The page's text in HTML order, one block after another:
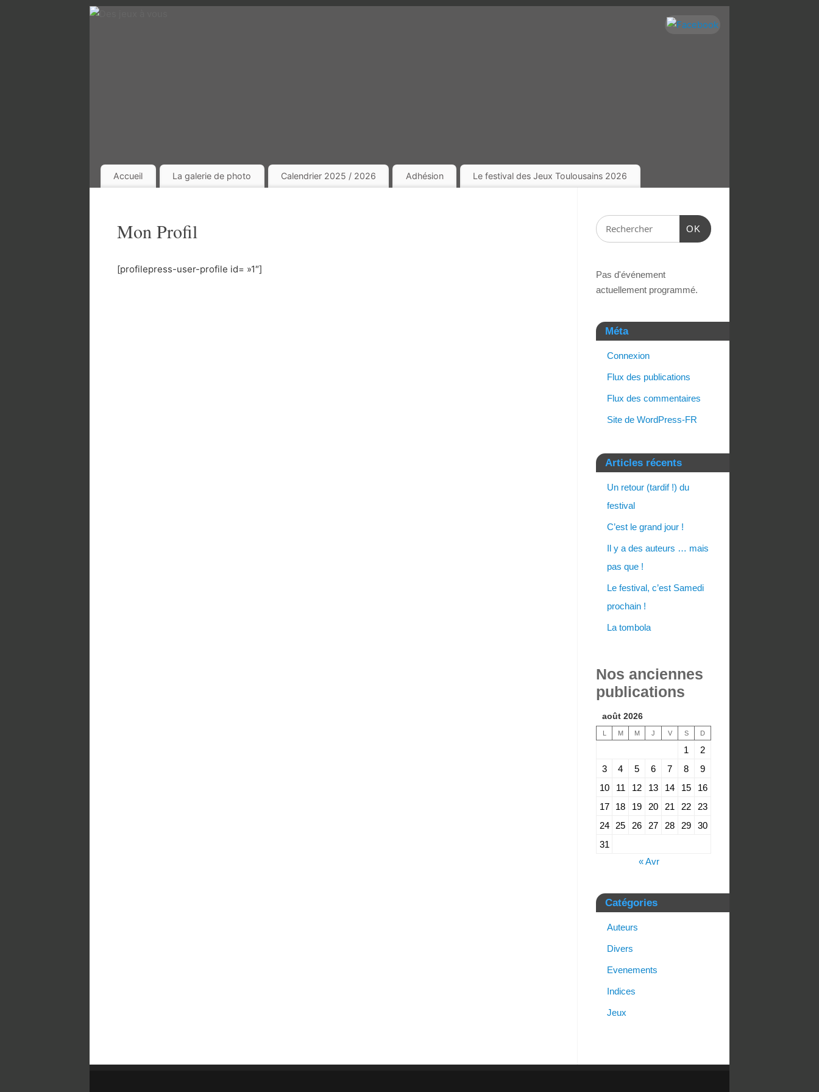
Accueil La galerie de photo Calendrier 2025 / 2026 Adhésion Le festival des Jeux Toulousains 2026
Mon Profil
[profilepress-user-profile id= »1″]
OK
Pas d'événement
actuellement programmé.
Méta
Connexion
Flux des publications
Flux des commentaires
Site de WordPress-FR
Articles récents
Un retour (tardif !) du
festival
C’est le grand jour !
Il y a des auteurs … mais
pas que !
Le festival, c’est Samedi
prochain !
La tombola
Nos anciennes
publications
août 2026
M M J V S D
1
2
3
4 5 6 7 8
9
10
11 12 13 14 15
16
17
18 19 20 21 22
23
24
25 26 27 28 29
30
31
« Avr
Catégories
Auteurs
Divers
Evenements
Indices
Jeux